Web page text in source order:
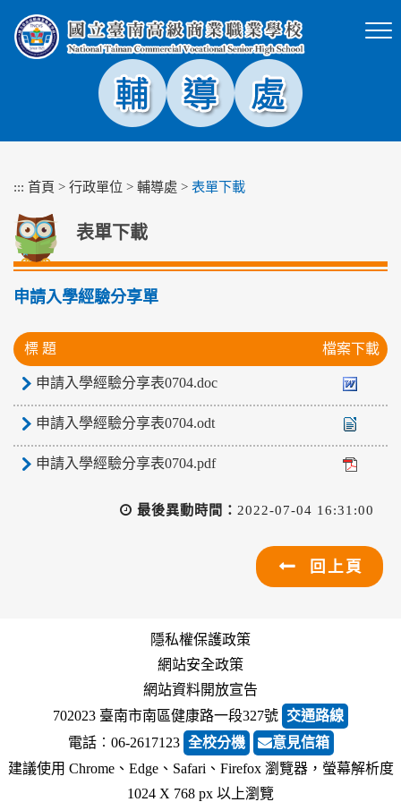
塊
::: 首頁 > 行政單位 > 輔導處 > 表單下載
表單下載
申請入學經驗分享單
標 題 檔案下載
申請入學經驗分享表0704.doc
申請入學經驗分享表0704.odt
申請入學經驗分享表0704.pdf
最後異動時間： 2022-07-04 16:31:00
回上頁
隱私權保護政策
網站安全政策
網站資料開放宣告
702023 臺南市南區健康路一段327號 交通路線
電話︰06-2617123 全校分機
意見信箱
建議使用 Chrome、Edge、Safari、Firefox 瀏覽器，螢幕解析度
1024 X 768 px 以上瀏覽